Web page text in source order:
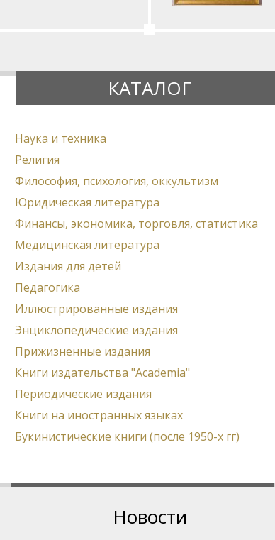
КАТАЛОГ
Наука и техника
Религия
Философия, психология, оккультизм
Юридическая литература
Финансы, экономика, торговля, статистика
Медицинская литература
Издания для детей
Педагогика
Иллюстрированные издания
Энциклопедические издания
Прижизненные издания
Книги издательства "Academia"
Периодические издания
Книги на иностранных языках
Букинистические книги (после 1950-х гг)
Новости